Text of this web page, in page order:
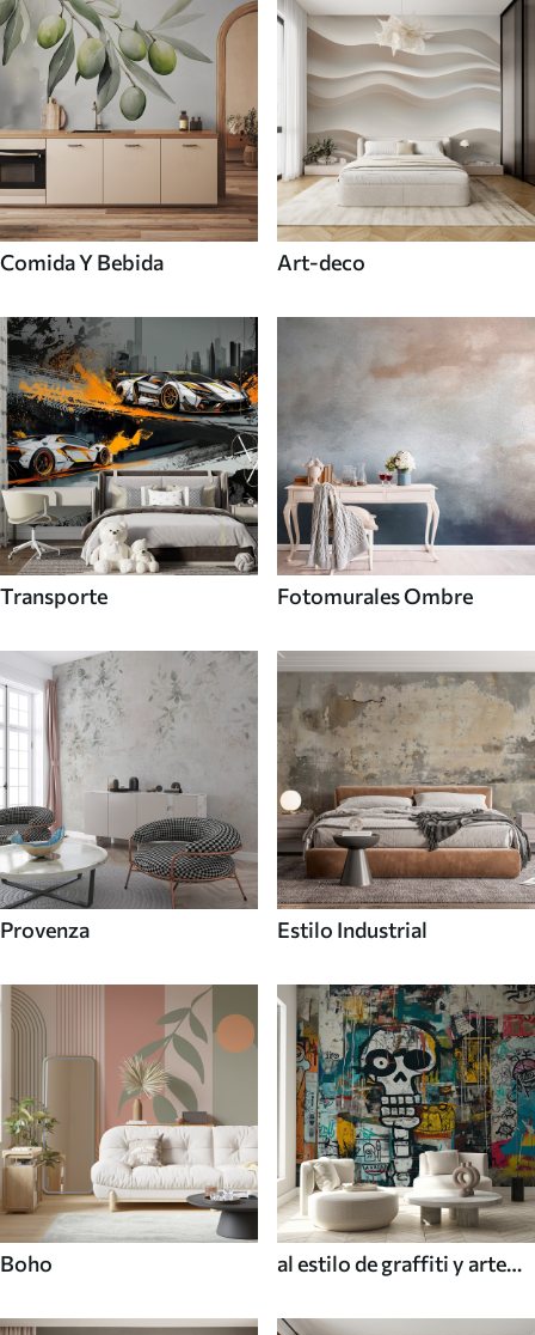
Comida Y Bebida Art-deco
Transporte Fotomurales Ombre
Provenza Estilo Industrial
Boho
al estilo de graffiti y arte